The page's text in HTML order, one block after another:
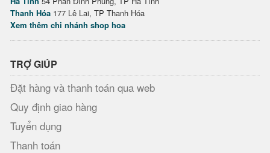
Thanh Hóa 177 Lê Lai, TP Thanh Hóa
Xem thêm chi nhánh shop hoa
TRỢ GIÚP
Đặt hàng và thanh toán qua web
Quy định giao hàng
Tuyển dụng
Thanh toán